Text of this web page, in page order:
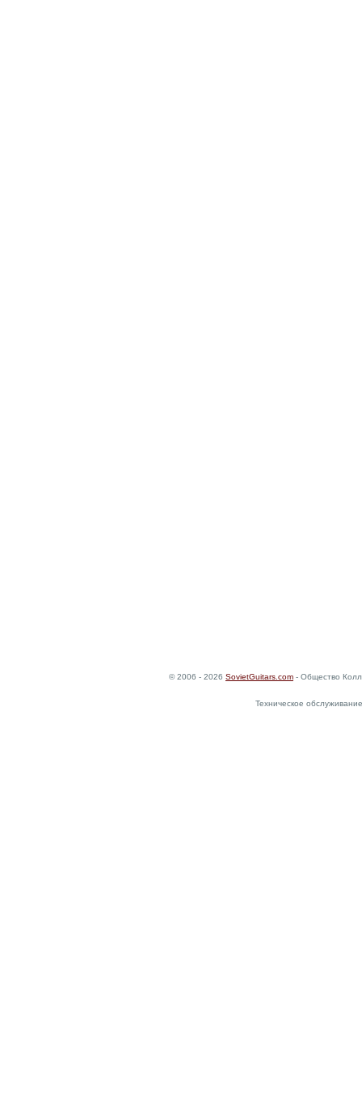
© 2006 - 2026 SovietGuitars.com - Общество
Техническое